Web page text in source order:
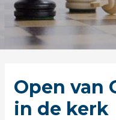
Open van
in de kerk